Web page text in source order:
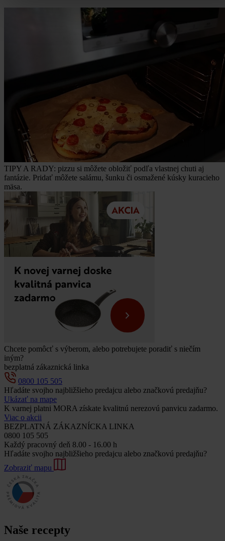
TIPY A RADY: pizzu si môžete obložiť podľa vlastnej chuti aj
fantázie. Pridať môžete salámu, šunku či osmažené kúsky kuracieho
mäsa.
Chcete pomôcť s výberom, alebo potrebujete poradiť s niečím
iným?
bezplatná zákaznická linka
0800 105 505
Hľadáte svojho najbližšieho predajcu alebo značkovú predajňu?
Ukázať na mape
K varnej platni MORA získate kvalitnú nerezovú panvicu zadarmo.
Viac o akcii
BEZPLATNÁ ZÁKAZNÍCKA LINKA
0800 105 505
Každý pracovný deň 8.00 - 16.00 h
Hľadáte svojho najbližšieho predajcu alebo značkovú predajňu?
Zobraziť mapu
Naše recepty